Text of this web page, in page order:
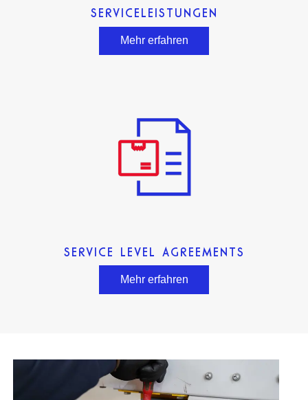
SERVICELEISTUNGEN
Mehr erfahren
SERVICE LEVEL AGREEMENTS
Mehr erfahren